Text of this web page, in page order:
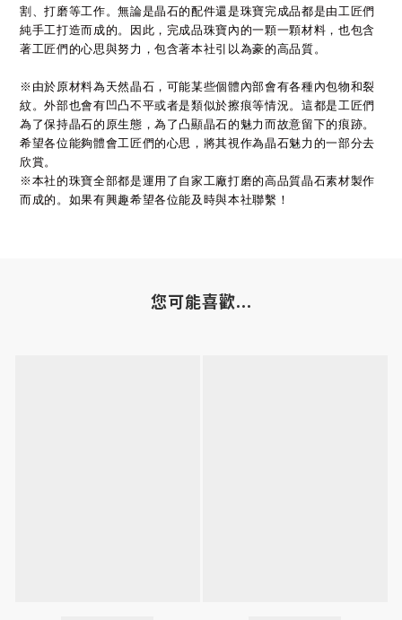
割、打磨等工作。無論是晶石的配件還是珠寶完成品都是由工匠們
純手工打造而成的。因此，完成品珠寶內的一顆一顆材料，也包含
著工匠們的心思與努力，包含著本社引以為豪的高品質。
※由於原材料為天然晶石，可能某些個體內部會有各種內包物和裂
紋。外部也會有凹凸不平或者是類似於擦痕等情況。這都是工匠們
為了保持晶石的原生態，為了凸顯晶石的魅力而故意留下的痕跡。
希望各位能夠體會工匠們的心思，將其視作為晶石魅力的一部分去
欣賞。
※本社的珠寶全部都是運用了自家工廠打磨的高品質晶石素材製作
而成的。如果有興趣希望各位能及時與本社聯繫！
您可能喜歡...